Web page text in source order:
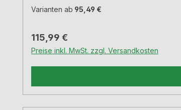
Varianten ab 95,49 €
Regulärer Preis:
115,99 €
Preise inkl. MwSt. zzgl. Versandkosten